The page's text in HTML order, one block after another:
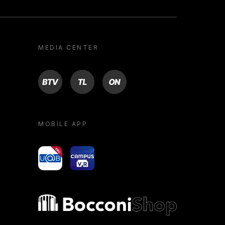
MEDIA CENTER
BTV TL ON
MOBILE APP
yoU@B Campus VR
Bocconi shop